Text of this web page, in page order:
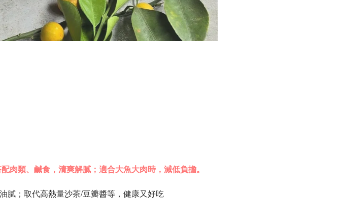
肉類、鹹食， 清爽解膩；適合大魚大肉時， 減低負擔。
膩； 取代高熱量沙茶/豆瓣醬等，健康又好吃